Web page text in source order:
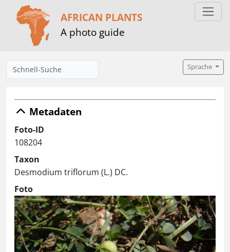
AFRICAN PLANTS
A photo guide
Sprache
Metadaten
Foto-ID
108204
Taxon
Desmodium triflorum (L.) DC.
Foto